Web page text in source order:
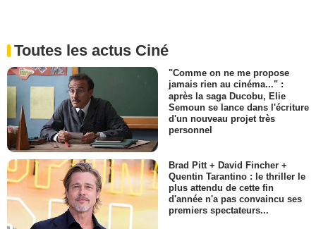
Toutes les actus Ciné
"Comme on ne me propose
jamais rien au cinéma..." :
après la saga Ducobu, Elie
Semoun se lance dans l'écriture
d'un nouveau projet très
personnel
Brad Pitt + David Fincher +
Quentin Tarantino : le thriller le
plus attendu de cette fin
d'année n'a pas convaincu ses
premiers spectateurs...